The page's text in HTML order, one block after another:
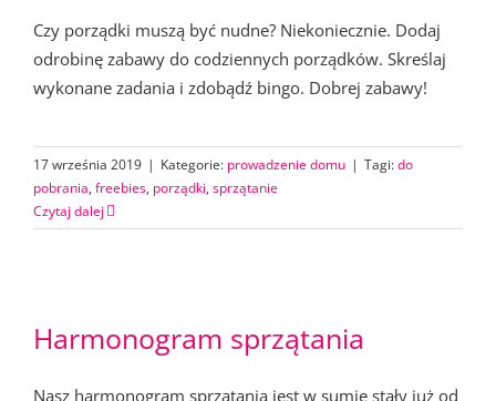
Czy porządki muszą być nudne? Niekoniecznie. Dodaj
odrobinę zabawy do codziennych porządków. Skreślaj
wykonane zadania i zdobądź bingo. Dobrej zabawy!
17 września 2019 | Kategorie: prowadzenie domu | Tagi:do
pobrania, freebies, porządki, sprzątanie
Czytaj dalej
Harmonogram sprzątania
Nasz harmonogram sprzątania jest w sumie stały już od